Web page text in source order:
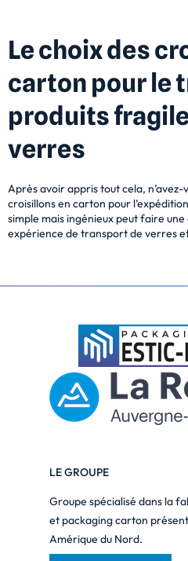
Le choix des
carton pour le
produits
verres
Après avoir appris tout cela, n’avez-
croisillons en carton pour
simple mais ingénieux peut faire
expérience de transport de verres
LE GROUPE
Groupe spécialisé dans la
et packaging carton
Amérique du Nord.